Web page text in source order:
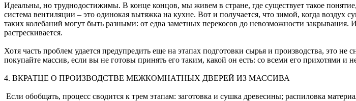
Идеальны, но труднодостижимы. В конце концов, мы живем в стране, где существует такое
система вентиляции – это одинокая вытяжка на кухне. Вот и получается, что зимой, когда воздух
таких колебаний могут быть разными: от едва заметных перекосов до невозможности закрывания.
растрескивается.
Хотя часть проблем удается предупредить еще на этапах подготовки сырья и производства, это
покупайте массив, если вы не готовы принять его таким, какой он есть: со всеми его прихотями и
4. ВКРАТЦЕ О ПРОИЗВОДСТВЕ МЕЖКОМНАТНЫХ ДВЕРЕЙ ИЗ МАССИВА
Если обобщать, процесс сводится к трем этапам: заготовка и сушка древесины; распиловка